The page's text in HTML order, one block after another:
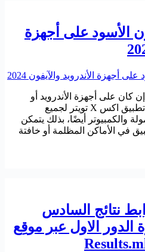
الأسود على أجهزة
كان على أجهزة الأندرويد أو
الآيفون 2024، وهي ميزة أتاحها تطبيق اكس X تويتر لجميع
والكمبيوتر أيضًا، بذلك يتمكن
في الأماكن المظلمة أو خافتة
نتائج السادس
2024 البصرة الدور الاول عبر موقِع